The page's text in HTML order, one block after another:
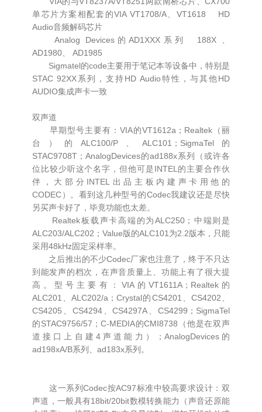
单芯片方案相配套的VIA VT1708/A、VT1618 HD
Audio音频解码芯片
Analog Devices的AD1XXX系列 188X 、
AD1980、 AD1985
Sigmatel的code主要用于笔记本等设备中，特别是
STAC 92XX系列，支持HD Audio特性，与其他HD
AUDIO集成声卡一致
双声道
早期型号主要有：VIA的VT1612a；Realtek（丽
台）的ALC100/P、ALC101；SigmaTel的
STAC9708T；AnalogDevices的ad188x系列（或许各
位比较少听这个名字，但他可是INTEL的主要合作伙
伴，大部分INTEL出品主板内建声卡用他的
CODEC）。看到这几种型号的Codec我建议还是尽快
另买声卡好了，毕竟功能也太差。
Realtek板载声卡高端的为ALC250；中端则是
ALC203/ALC202；Value版的ALC101为2.2版本，只能
采用48kHz固定采样率。
之后推出的不少Codec厂家也注意了，终于不只达
到能发声的档次，在声音质量上、功能上有了很大提
高。型号主要有：VIA的VT1611A；Realtek的
ALC201、ALC202/a；Crystal的CS4201、CS4202、
CS4205、CS4294、CS4297A、CS4299；SigmaTel
的STAC9756/57；C-MEDIA的CMI8738（他是在双声
道接口上自建4声道能力）；AnalogDevices的
ad198xA/B系列、ad183x系列。
这一系列Codec按AC97标准中较高要求设计：双
声道，一般具有18bit/20bit数模转换能力（声音还原能